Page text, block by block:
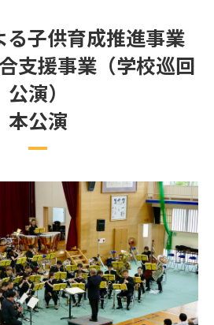
る子供育成推進事業
支援事業（学校巡回
公演）
本公演